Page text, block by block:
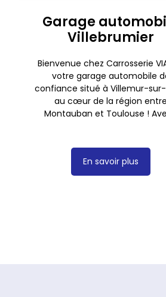
Garage
Villebrumier
Bienvenue chez Carrosserie
votre garage automobile
confiance situé à Villemur-
au cœur de la région entre
Montauban et Toulouse !
En savoir plus